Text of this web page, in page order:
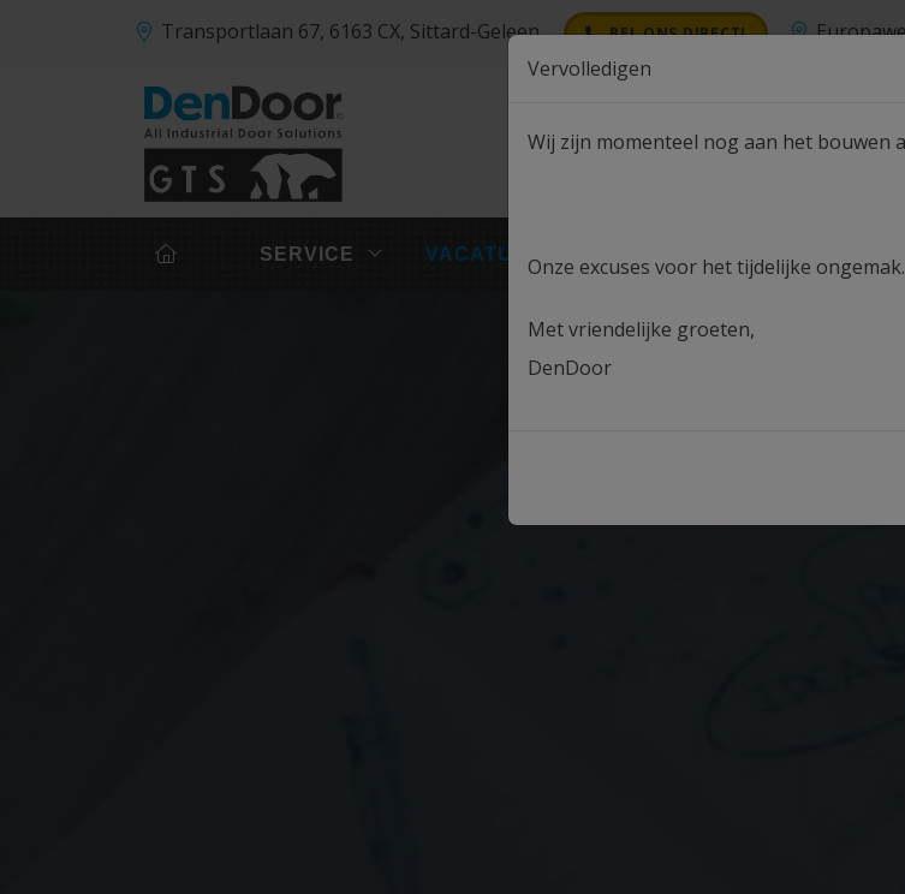
Transportlaan 67, 6163 CX, Sittard-Geleen BEL ONS DIRECT!
SERVICE VACATURES
Vervolledigen
Wij zijn momenteel nog aan het bouwen
Onze excuses voor het tijdelijke ongemak.
Met vriendelijke groeten,
DenDoor